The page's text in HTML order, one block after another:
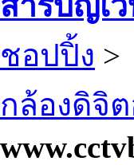
ชอปปิ้ง >
กล้องดิจิ